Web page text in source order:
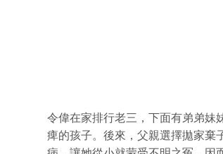
令偉在家排行老三，下面有弟弟妹
痺的孩子。後來，父親選擇拋家棄